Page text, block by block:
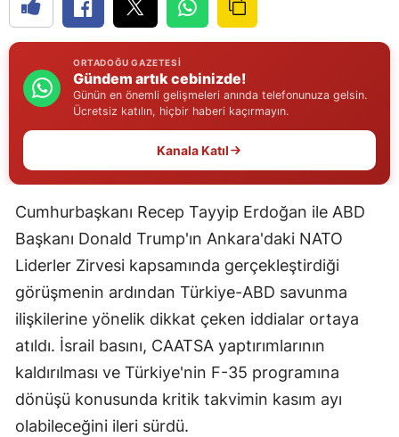
Erzurum
Gaziantep
Giresun
Hatay
Isparta
Mersin
İstanbul
İzmir
ORTADOĞU GAZETESI
Gündem artık cebinizde!
Günün en önemli gelişmeleri anında telefonunuza gelsin.
Ücretsiz katılın, hiçbir haberi kaçırmayın.
Kanala Katıl
Cumhurbaşkanı Recep Tayyip Erdoğan ile ABD
Başkanı Donald Trump'ın Ankara'daki NATO
Liderler Zirvesi kapsamında gerçekleştirdiği
görüşmenin ardından Türkiye-ABD savunma
ilişkilerine yönelik dikkat çeken iddialar ortaya
atıldı. İsrail basını, CAATSA yaptırımlarının
kaldırılması ve Türkiye'nin F-35 programına
dönüşü konusunda kritik takvimin kasım ayı
olabileceğini ileri sürdü.